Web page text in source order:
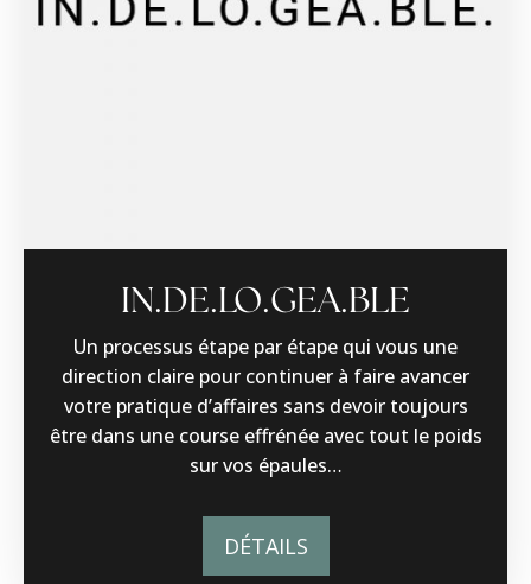
IN.DE.LO.GEA.BLE
Un processus étape par étape qui vous une
direction claire pour continuer à faire avancer
votre pratique d’affaires sans devoir toujours
être dans une course effrénée avec tout le poids
sur vos épaules…
DÉTAILS